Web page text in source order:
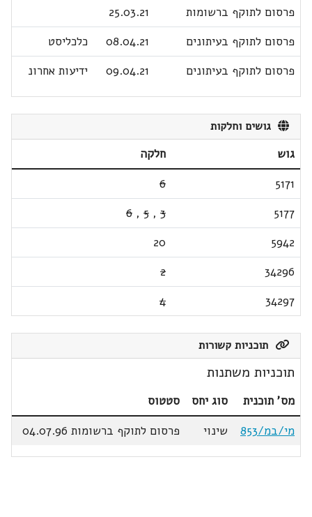
פרסום לתוקף ברשומות
25.03.21
פרסום לתוקף בעיתונים
08.04.21
כלכליסט
פרסום לתוקף בעיתונים
09.04.21 ידיעות אחרונ
גושים וחלקות
גוש
חלקה
5171
6
5177
3
,
5
,
6
5942
20
34296
2
34297
4
תוכניות קשורות
תוכניות משתנות
מס' תוכנית סוג יחס
סטטוס
מי/במ/853
שינוי פרסום לתוקף ברשומות 04.07.96